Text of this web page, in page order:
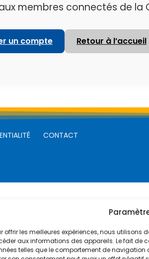
offrir les meilleures expériences, nous
aux informations des appareils. Le fait de
telles que le comportement de navigation
membres connectés de la
un compte Retour à l’accueil
CONTACT